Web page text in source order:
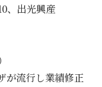
、出光興産
が流行し業績修正